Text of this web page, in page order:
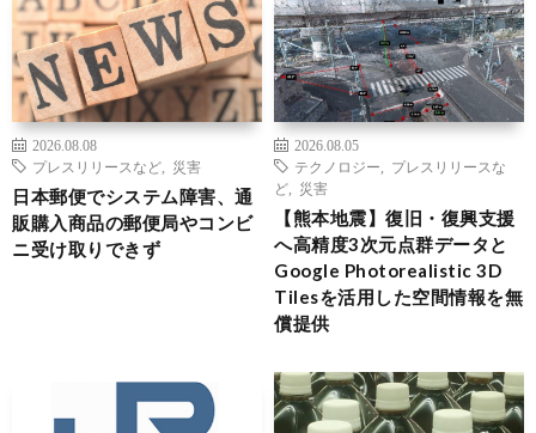
2026.08.08
プレスリリースなど
災害
日本郵便でシステム障害、通
販購入商品の郵便局やコンビ
ニ受け取りできず
2026.08.05
テクノロジー
プレスリリースな
ど
災害
【熊本地震】復旧・復興支援
へ高精度3次元点群データと
Google Photorealistic 3D
Tilesを活用した空間情報を無
償提供